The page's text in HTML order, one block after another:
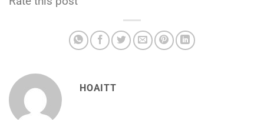
HOAITT